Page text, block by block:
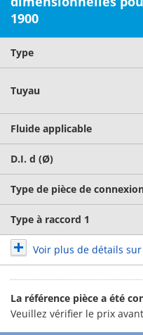
1900
Type
Tuyau
Fluide applicable
D.I. d (Ø)
Type de pièce de
Type à raccord 1
Voir plus de détails
La référence pièce a été
Veuillez vérifier le prix